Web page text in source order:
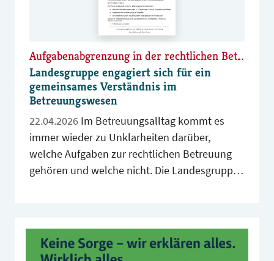
Aufgabenabgrenzung in der rechtlichen Betreuung
Landesgruppe engagiert sich für ein
gemeinsames Verständnis im
Betreuungswesen
22.04.2026
immer wieder zu Unklarheiten darüber,
welche Aufgaben zur rechtlichen Betreuung
gehören und welche nicht. Die Landesgruppe
Schreiben genommen, das auch hier zum
Download bereitsteht. Das Dokument kann an